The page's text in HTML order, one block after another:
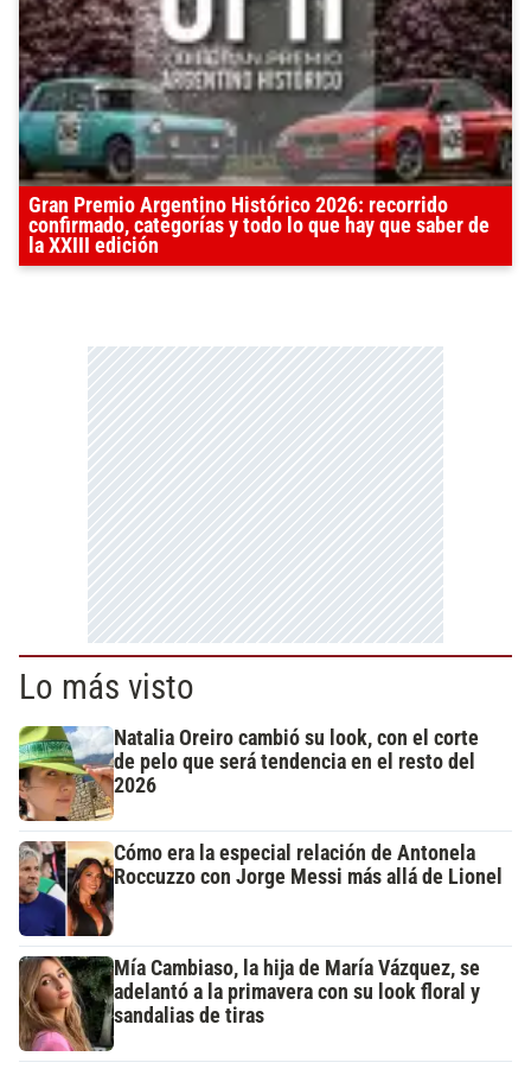
Gran Premio Argentino Histórico 2026: recorrido
confirmado, categorías y todo lo que hay que saber de
la XXIII edición
Lo más visto
Natalia Oreiro cambió su look, con el corte
de pelo que será tendencia en el resto del
2026
Cómo era la especial relación de Antonela
Roccuzzo con Jorge Messi más allá de Lionel
Mía Cambiaso, la hija de María Vázquez, se
adelantó a la primavera con su look floral y
sandalias de tiras